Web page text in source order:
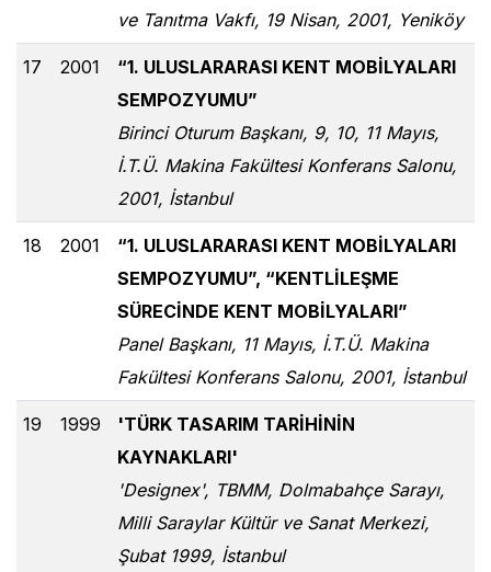
ve Tanıtma Vakfı, 19 Nisan, 2001, Yeniköy
17 2001
“1. ULUSLARARASI KENT MOBİLYALARI
SEMPOZYUMU”
Birinci Oturum Başkanı, 9, 10, 11 Mayıs,
İ.T.Ü. Makina Fakültesi Konferans Salonu,
2001, İstanbul
18 2001
“1. ULUSLARARASI KENT MOBİLYALARI
SEMPOZYUMU”, “KENTLİLEŞME
SÜRECİNDE KENT MOBİLYALARI”
Panel Başkanı, 11 Mayıs, İ.T.Ü. Makina
Fakültesi Konferans Salonu, 2001, İstanbul
19 1999
'TÜRK TASARIM TARİHİNİN
KAYNAKLARI'
'Designex', TBMM, Dolmabahçe Sarayı,
Milli Saraylar Kültür ve Sanat Merkezi,
Şubat 1999, İstanbul